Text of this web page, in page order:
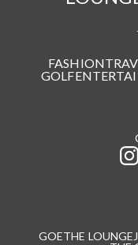
FASHION
GOLF
GOETHE LOUNGE